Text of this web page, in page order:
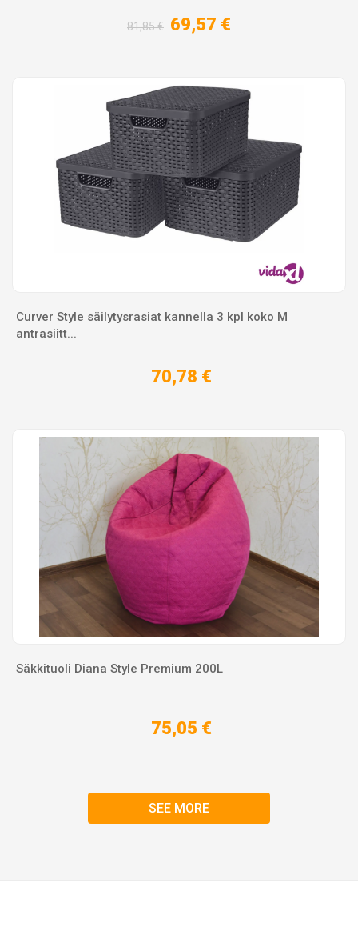
81,85 € 69,57 €
Curver Style säilytysrasiat kannella 3 kpl koko M
antrasiitt...
70,78 €
Säkkituoli Diana Style Premium 200L
75,05 €
SEE MORE